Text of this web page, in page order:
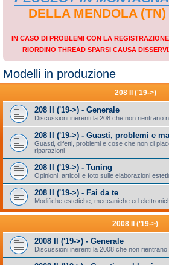
DELLA MENDOLA (TN)
IN CASO DI PROBLEMI CON LA
RIORDINO THREAD SPARSI CAUSA
Modelli in produzione
208 II ('19->)
208 II ('19->) - Generale
Discussioni inerenti la 208 che non rientrano
208 II ('19->) - Guasti, problemi e
Guasti, difetti, problemi e cose che non ci
riparazioni
208 II ('19->) - Tuning
Opinioni, articoli e foto sulle elaborazioni
208 II ('19->) - Fai da te
Modifiche estetiche, meccaniche ed
2008 II ('19->)
2008 II ('19->) - Generale
Discussioni inerenti la 2008 che non